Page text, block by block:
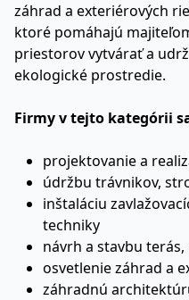
záhrad a exteriérových
ktoré pomáhajú
priestorov vytvárať a
ekologické prostredie.
Firmy v tejto kategórii
projektovanie a
údržbu trávnikov,
inštaláciu
techniky
návrh a stavbu
osvetlenie záhrad a
záhradnú